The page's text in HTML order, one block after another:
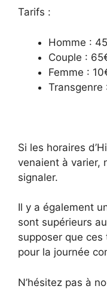
Tarifs :
Homme :
Couple :
Femme :
Transgenre
Si les horaires
venaient à varier,
signaler.
Il y a également
sont supérieurs
supposer que
pour la journée
N’hésitez pas à